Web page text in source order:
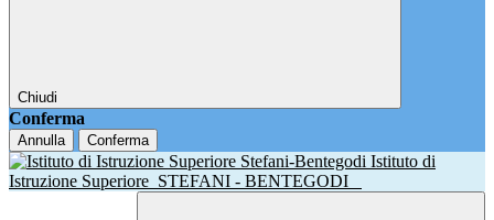
Chiudi
Conferma
Annulla Conferma
Istituto di
Istruzione Superiore STEFANI - BENTEGODI